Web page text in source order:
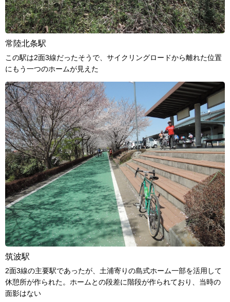
常陸北条駅
この駅は2面3線だったそうで、サイクリングロードから離れた位置
にもう一つのホームが見えた
筑波駅
2面3線の主要駅であったが、土浦寄りの島式ホーム一部を活用して
休憩所が作られた。ホームとの段差に階段が作られており、当時の
面影はない